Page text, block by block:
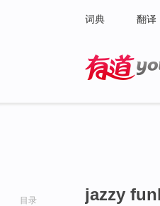
词典 翻译
目录 jazzy